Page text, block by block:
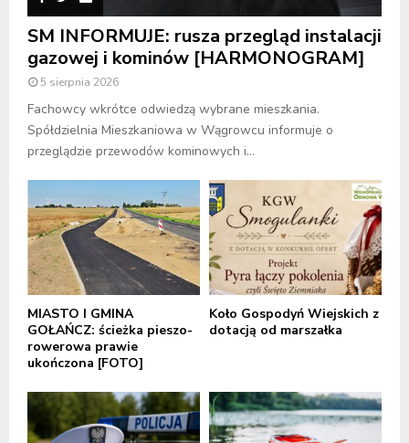
SM INFORMUJE: rusza przegląd instalacji
gazowej i kominów [HARMONOGRAM]
5 sierpnia 2026
Fachowcy wkrótce odwiedzą wybrane mieszkania.
Spółdzielnia Mieszkaniowa w Wągrowcu informuje o
przeglądzie przewodów kominowych i...
MIASTO I GMINA
GOŁAŃCZ: ścieżka pieszo-
rowerowa prawie
ukończona [FOTO]
Koło Gospodyń Wiejskich z
dotacją od marszałka